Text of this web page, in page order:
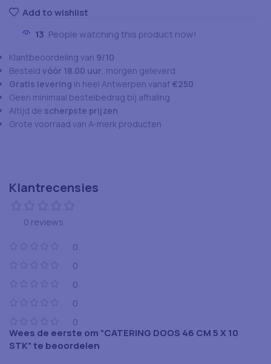
Add to wishlist
13 People watching this product now!
Klantbeoordeling van 9/10
Besteld vóór 18.00 uur, morgen geleverd
Gratis levering in heel Antwerpen vanaf €250
Geen minimaal bestelbedrag bij afhaling
Altijd de scherpste prijzen
Grote voorraad van A-merk producten
Klantrecensies
0 reviews
0
0
0
0
0
Wees de eerste om “CATERING DOOS 46 CM 5 X 10
STK” te beoordelen